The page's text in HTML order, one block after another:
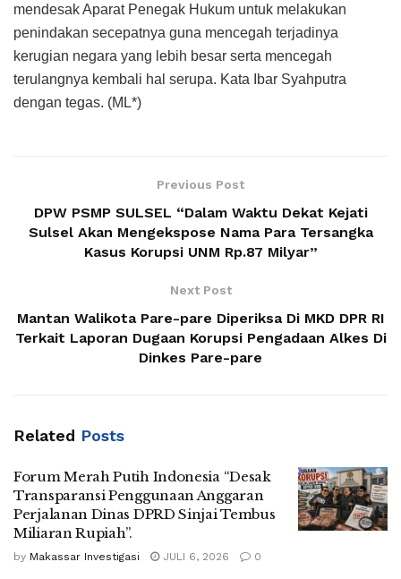
mendesak Aparat Penegak Hukum untuk melakukan
penindakan secepatnya guna mencegah terjadinya
kerugian negara yang lebih besar serta mencegah
terulangnya kembali hal serupa. Kata Ibar Syahputra
dengan tegas. (ML*)
Previous Post
DPW PSMP SULSEL “Dalam Waktu Dekat Kejati
Sulsel Akan Mengekspose Nama Para Tersangka
Kasus Korupsi UNM Rp.87 Milyar”
Next Post
Mantan Walikota Pare-pare Diperiksa Di MKD DPR RI
Terkait Laporan Dugaan Korupsi Pengadaan Alkes Di
Dinkes Pare-pare
Related Posts
Forum Merah Putih Indonesia “Desak
Transparansi Penggunaan Anggaran
Perjalanan Dinas DPRD Sinjai Tembus
Miliaran Rupiah”.
by Makassar Investigasi JULI 6, 2026 0